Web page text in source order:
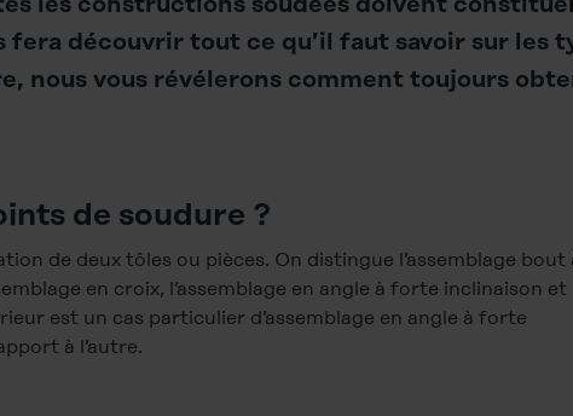
les constructions soudées doivent
découvrir tout ce qu’il faut savoir sur les
nous vous révélerons comment toujours
de soudure ?
de deux tôles ou pièces. On distingue l’assemblage bout
en croix, l’assemblage en angle à forte inclinaison et
est un cas particulier d’assemblage en angle à forte
à l’autre.